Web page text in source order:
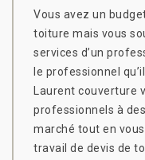
Vous avez un
toiture mais vous
services d’un
le professionnel
Laurent couverture
professionnels à
marché tout en
travail de devis de